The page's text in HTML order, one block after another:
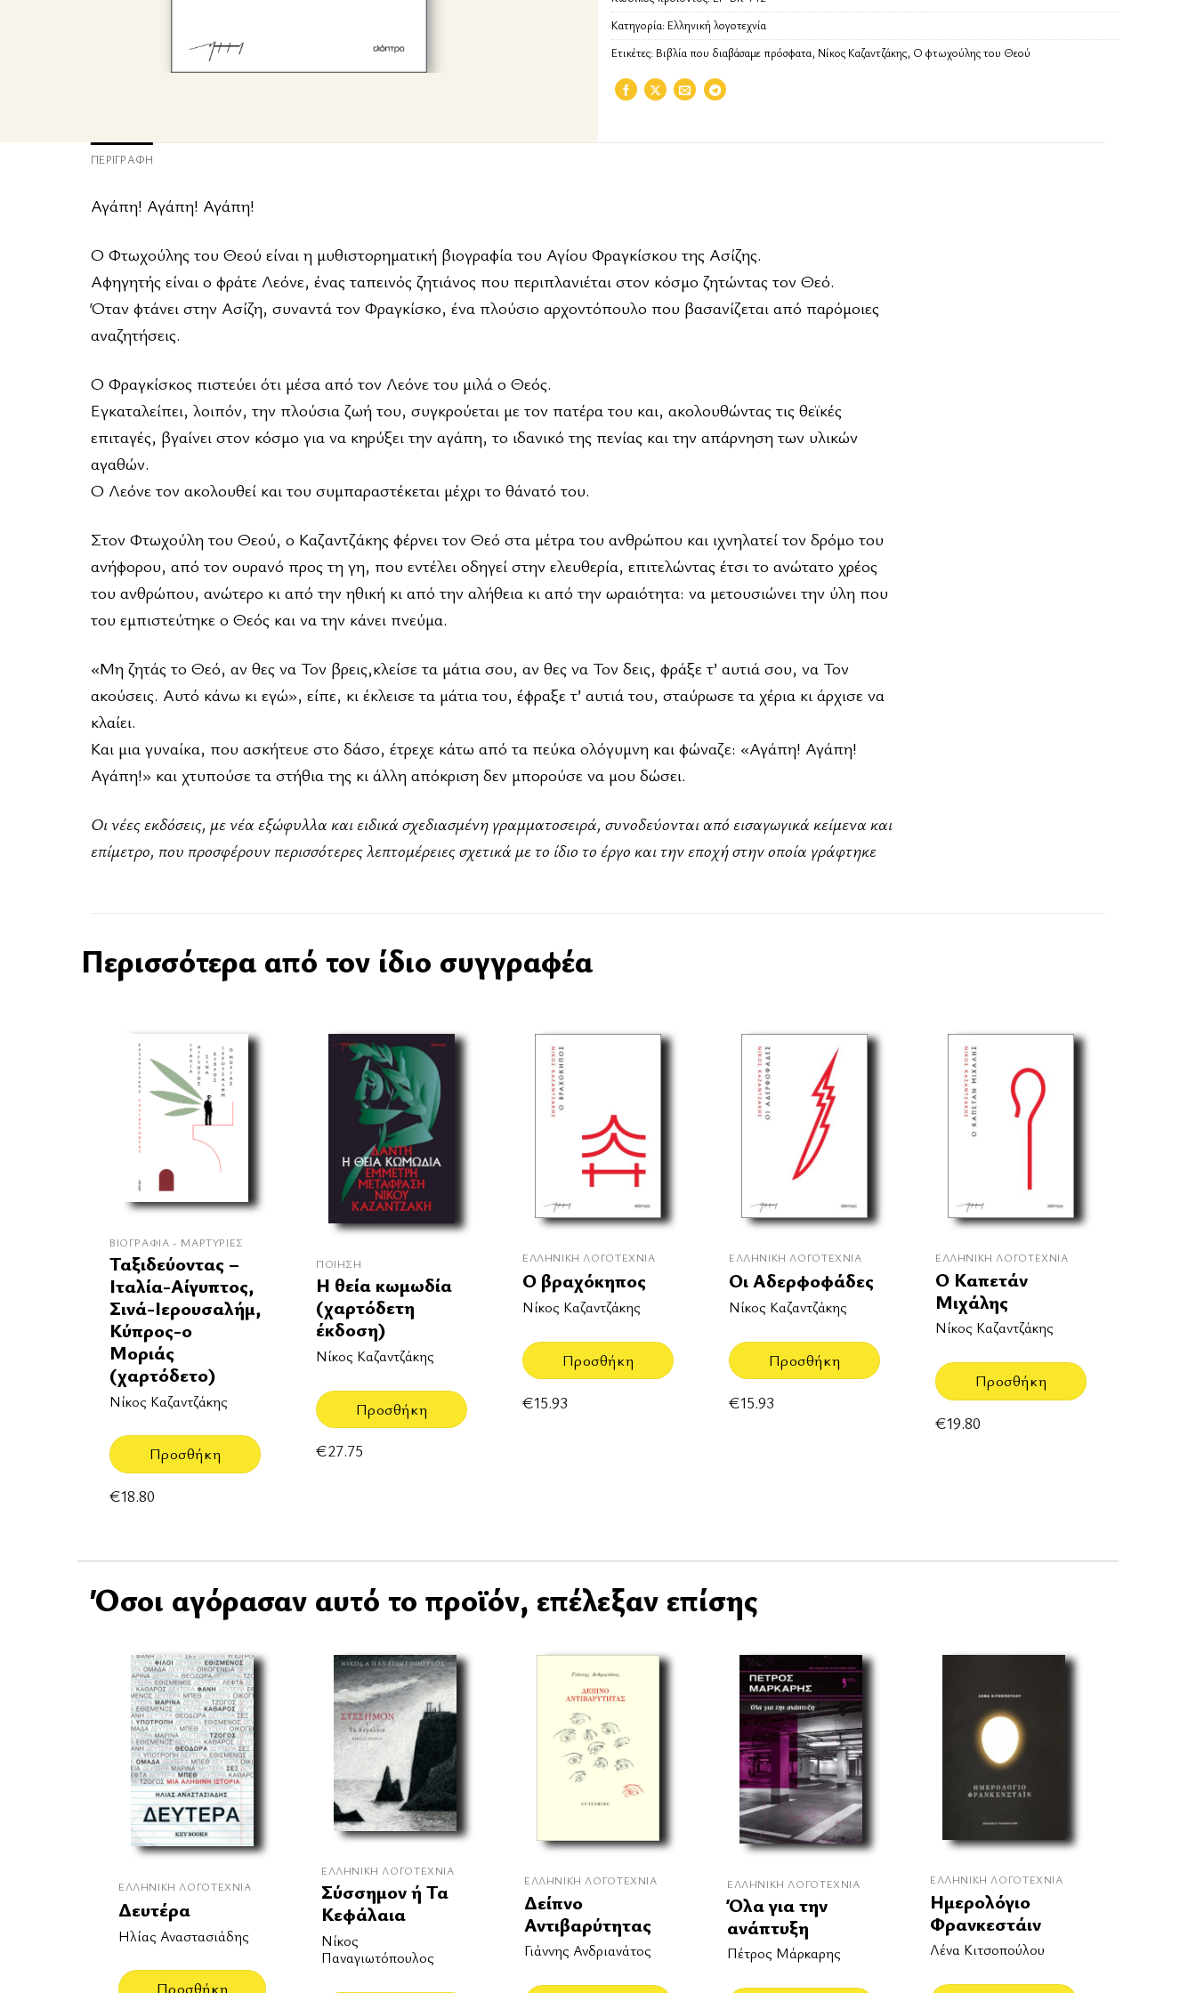
Κατηγορία: Ελληνική λογοτεχνία
Ετικέτες: Βιβλία που διαβάσαμε πρόσφατα, Νίκος Καζαντζάκης, Ο φτωχούλης του Θεού
ΠΕΡΙΓΡΑΦΉ
Αγάπη! Αγάπη! Αγάπη!
Ο Φτωχούλης του Θεού είναι η μυθιστορηματική βιογραφία του Αγίου Φραγκίσκου της Ασίζης.
Αφηγητής είναι ο φράτε Λεόνε, ένας ταπεινός ζητιάνος που περιπλανιέται στον κόσμο ζητώντας τον Θεό.
Όταν φτάνει στην Ασίζη, συναντά τον Φραγκίσκο, ένα πλούσιο αρχοντόπουλο που βασανίζεται από παρόμοιες
αναζητήσεις.
Ο Φραγκίσκος πιστεύει ότι μέσα από τον Λεόνε του μιλά ο Θεός.
Εγκαταλείπει, λοιπόν, την πλούσια ζωή του, συγκρούεται με τον πατέρα του και, ακολουθώντας τις θεϊκές
επιταγές, βγαίνει στον κόσμο για να κηρύξει την αγάπη, το ιδανικό της πενίας και την απάρνηση των υλικών
αγαθών.
Ο Λεόνε τον ακολουθεί και του συμπαραστέκεται μέχρι το θάνατό του.
Στον Φτωχούλη του Θεού, ο Καζαντζάκης φέρνει τον Θεό στα μέτρα του ανθρώπου και ιχνηλατεί τον δρόμο του
ανήφορου, από τον ουρανό προς τη γη, που εντέλει οδηγεί στην ελευθερία, επιτελώντας έτσι το ανώτατο χρέος
του ανθρώπου, ανώτερο κι από την ηθική κι από την αλήθεια κι από την ωραιότητα: να μετουσιώνει την ύλη που
του εμπιστεύτηκε ο Θεός και να την κάνει πνεύμα.
«Μη ζητάς το Θεό, αν θες να Τον βρεις,κλείσε τα μάτια σου, αν θες να Τον δεις, φράξε τ’ αυτιά σου, να Τον
ακούσεις. Αυτό κάνω κι εγώ», είπε, κι έκλεισε τα μάτια του, έφραξε τ’ αυτιά του, σταύρωσε τα χέρια κι άρχισε να
κλαίει.
Και μια γυναίκα, που ασκήτευε στο δάσο, έτρεχε κάτω από τα πεύκα ολόγυμνη και φώναζε: «Αγάπη! Αγάπη!
Αγάπη!» και χτυπούσε τα στήθια της κι άλλη απόκριση δεν μπορούσε να μου δώσει.
Οι νέες εκδόσεις, με νέα εξώφυλλα και ειδικά σχεδιασμένη γραμματοσειρά, συνοδεύονται από εισαγωγικά κείμενα και
επίμετρο, που προσφέρουν περισσότερες λεπτομέρειες σχετικά με το ίδιο το έργο και την εποχή στην οποία γράφτηκε
Περισσότερα από τον ίδιο συγγραφέα
ΒΙΟΓΡΑΦΊΑ - ΜΑΡΤΥΡΊΕΣ
Ταξιδεύοντας –
Ιταλία-Αίγυπτος,
Σινά-Ιερουσαλήμ,
Κύπρος-ο
Μοριάς
(χαρτόδετο)
Νίκος Καζαντζάκης
Προσθήκη
€18.80
ΠΟΊΗΣΗ
Η θεία κωμωδία
(χαρτόδετη
έκδοση)
Νίκος Καζαντζάκης
Προσθήκη
€27.75
ΕΛΛΗΝΙΚΉ ΛΟΓΟΤΕΧΝΊΑ
Ο βραχόκηπος
Νίκος Καζαντζάκης
Προσθήκη
€15.93
ΕΛΛΗΝΙΚΉ ΛΟΓΟΤΕΧΝΊΑ
Οι Αδερφοφάδες
Νίκος Καζαντζάκης
Προσθήκη
€15.93
ΕΛΛΗΝΙΚΉ ΛΟΓΟΤΕΧΝΊΑ
Ο Καπετάν
Μιχάλης
Νίκος Καζαντζάκης
Προσθήκη
€19.80
Όσοι αγόρασαν αυτό το προϊόν, επέλεξαν επίσης
ΕΛΛΗΝΙΚΉ ΛΟΓΟΤΕΧΝΊΑ
Δευτέρα
Ηλίας Αναστασιάδης
Προσθήκη
ΕΛΛΗΝΙΚΉ ΛΟΓΟΤΕΧΝΊΑ
Σύσσημον ή Τα
Κεφάλαια
Νίκος
Παναγιωτόπουλος
ΕΛΛΗΝΙΚΉ ΛΟΓΟΤΕΧΝΊΑ
Δείπνο
Αντιβαρύτητας
Γιάννης Ανδριανάτος
ΕΛΛΗΝΙΚΉ ΛΟΓΟΤΕΧΝΊΑ
Όλα για την
ανάπτυξη
Πέτρος Μάρκαρης
ΕΛΛΗΝΙΚΉ ΛΟΓΟΤΕΧΝΊΑ
Ημερολόγιο
Φρανκεστάιν
Λένα Κιτσοπούλου